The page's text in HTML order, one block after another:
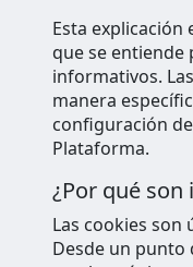
Esta explicación
que se entiende
informativos.
manera
configuración
Plataforma.
¿Por qué
Las cookies son
Desde un punto